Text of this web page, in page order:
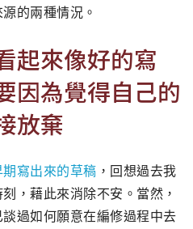
的兩種情況。
起來像好的寫
因為覺得自己的
放棄
期寫出來的草稿 ，回想過去我
，藉此來消除不安。當然，
過如何願意在編修過程中去